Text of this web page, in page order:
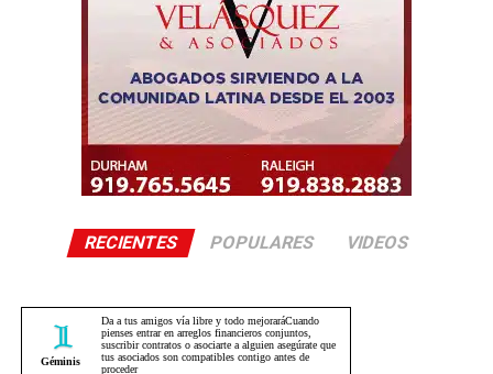
RECIENTES POPULARES VIDEOS